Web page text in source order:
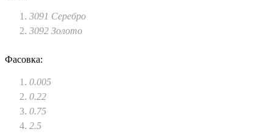
3091 Серебро
3092 Золото
Фасовка:
0.005
0.22
0.75
2.5